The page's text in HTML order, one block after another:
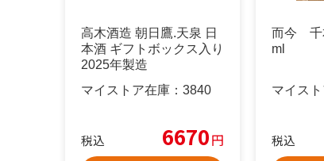
高木酒造 朝日鷹.天泉 日
本酒 ギフトボックス入り
2025年製造
マイストア在庫： 3840
税込 6670円
而今 千
ml
マイスト
税込